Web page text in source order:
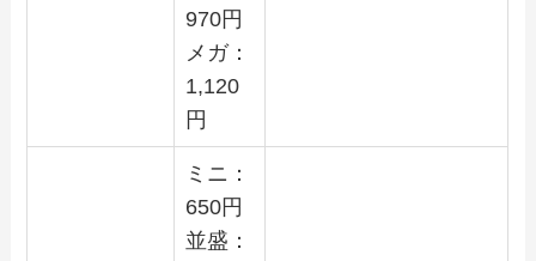
970円
メガ：
1,120
円
ミニ：
650円
並盛：